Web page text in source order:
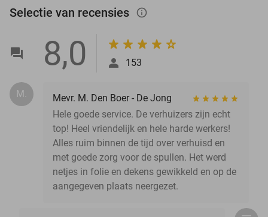
Selectie van recensies info_outlined
8,0 153
M.
Mevr. M. Den Boer - De Jong
Hele goede service. De verhuizers zijn echt
top! Heel vriendelijk en hele harde werkers!
Alles ruim binnen de tijd over verhuisd en
met goede zorg voor de spullen. Het werd
netjes in folie en dekens gewikkeld en op de
aangegeven plaats neergezet.